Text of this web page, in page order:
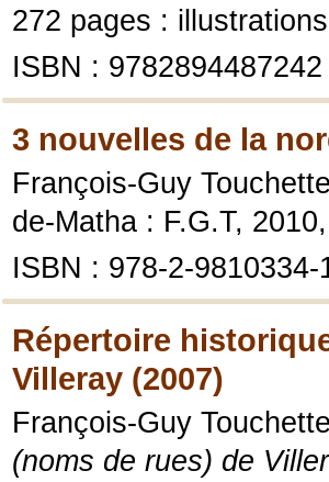
272 pages :
ISBN : 9782894487242
3 nouvelles de la
François-Guy
de-Matha : F.G.T,
ISBN : 978-2-9810334-
Répertoire
Villeray (2007)
François-Guy
(noms de rues) de